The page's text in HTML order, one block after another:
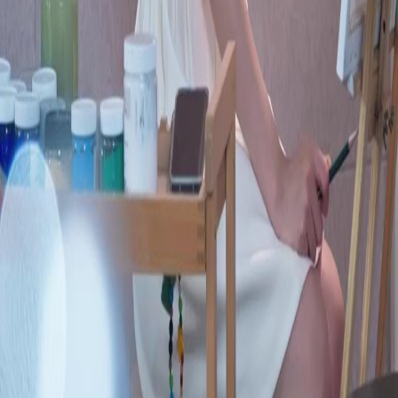
FAQ
business@netshort.com
Séries
Séries tendance
Télécharger l'application
2026 NETSTORY PTE. LTD.